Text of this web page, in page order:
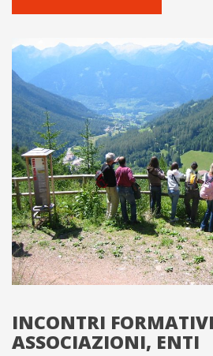
INCONTRI
ASSOCIAZIONI, ENTI